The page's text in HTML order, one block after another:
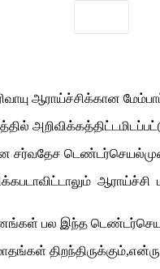
ஆராய்ச்சிக்கான
சர்வதேச
ஆராய்ச்சி
பல இந்த
திறந்திருக்கும்,என்ரு